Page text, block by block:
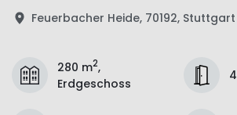
Feuerbacher Heide, 70192, Stuttgart
280 m2,
Erdgeschoss